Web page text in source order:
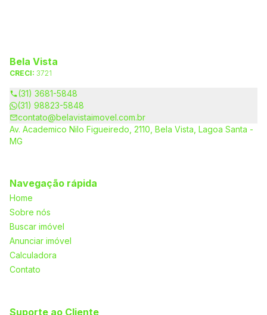
Bela Vista
CRECI: 3721
(31) 3681-5848
(31) 98823-5848
contato@belavistaimovel.com.br
Av. Academico Nilo Figueiredo, 2110, Bela Vista, Lagoa Santa -
MG
Navegação rápida
Home
Sobre nós
Buscar imóvel
Anunciar imóvel
Calculadora
Contato
Suporte ao Cliente